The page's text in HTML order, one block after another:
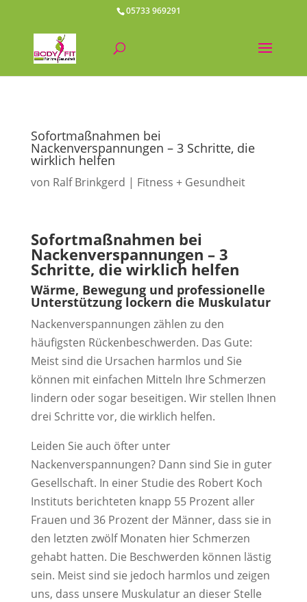
05733 969291
Sofortmaßnahmen bei
Nackenverspannungen – 3 Schritte, die
wirklich helfen
von Ralf Brinkgerd Fitness + Gesundheit
Sofortmaßnahmen bei
Nackenverspannungen – 3
Schritte, die wirklich helfen
Wärme, Bewegung und professionelle
Unterstützung lockern die Muskulatur
Nackenverspannungen zählen zu den
häufigsten Rückenbeschwerden. Das Gute:
Meist sind die Ursachen harmlos und Sie
können mit einfachen Mitteln Ihre Schmerzen
lindern oder sogar beseitigen. Wir stellen Ihnen
drei Schritte vor, die wirklich helfen.
Leiden Sie auch öfter unter
Nackenverspannungen? Dann sind Sie in guter
Gesellschaft. In einer Studie des Robert Koch
Instituts berichteten knapp 55 Prozent aller
Frauen und 36 Prozent der Männer, dass sie in
den letzten zwölf Monaten hier Schmerzen
gehabt hatten. Die Beschwerden können lästig
sein. Meist sind sie jedoch harmlos und zeigen
uns, dass unsere Muskulatur an dieser Stelle